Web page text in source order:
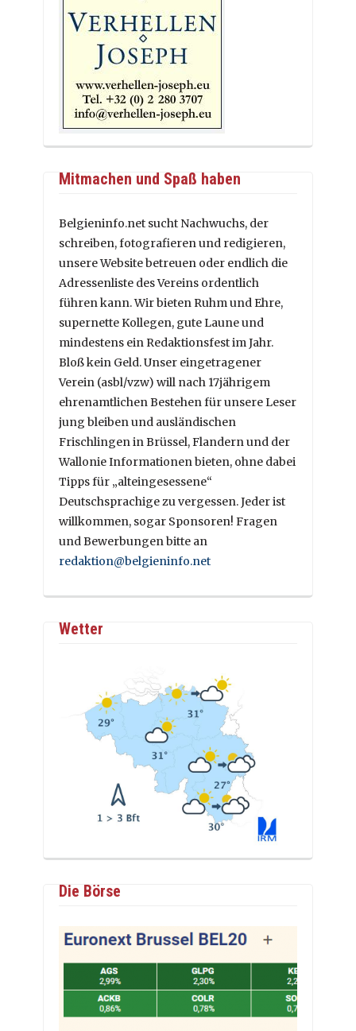
Mitmachen und Spaß haben
Belgieninfo.net sucht Nachwuchs, der
schreiben, fotografieren und redigieren,
unsere Website betreuen oder endlich die
Adressenliste des Vereins ordentlich
führen kann. Wir bieten Ruhm und Ehre,
supernette Kollegen, gute Laune und
mindestens ein Redaktionsfest im Jahr.
Bloß kein Geld. Unser eingetragener
Verein (asbl/vzw) will nach 17jährigem
ehrenamtlichen Bestehen für unsere Leser
jung bleiben und ausländischen
Frischlingen in Brüssel, Flandern und der
Wallonie Informationen bieten, ohne dabei
Tipps für „alteingesessene“
Deutschsprachige zu vergessen. Jeder ist
willkommen, sogar Sponsoren! Fragen
und Bewerbungen bitte an
redaktion@belgieninfo.net
Wetter
Die Börse